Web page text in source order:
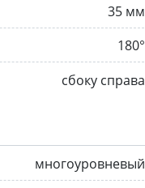
35 мм
180°
сбоку справа
многоуровневый